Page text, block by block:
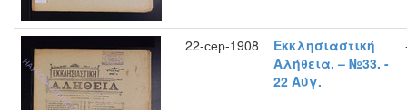
22-сер-1908
Εκκλησιαστική
Αλήθεια. – №33. -
22 Αύγ.